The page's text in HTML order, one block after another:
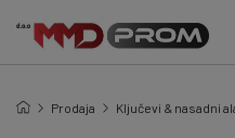
Prodaja Ključevi & nasadni